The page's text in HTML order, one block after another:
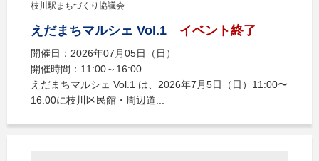
枝川駅まちづくり協議会
えだまちマルシェ Vol.1 イベント終了
開催日：2026年07月05日（日）
開催時間：11:00～16:00
えだまちマルシェ Vol.1 は、2026年7月5日（日）11:00〜
16:00に枝川区民館・周辺道...